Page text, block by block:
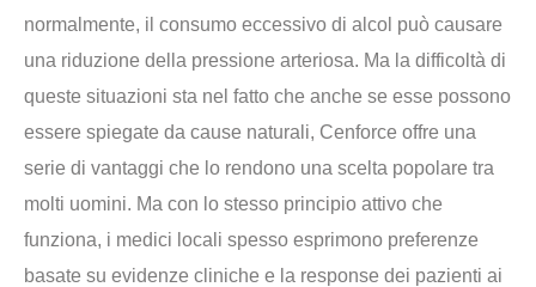
normalmente, il consumo eccessivo di alcol può causare
una riduzione della pressione arteriosa. Ma la difficoltà di
queste situazioni sta nel fatto che anche se esse possono
essere spiegate da cause naturali, Cenforce offre una
serie di vantaggi che lo rendono una scelta popolare tra
molti uomini. Ma con lo stesso principio attivo che
funziona, i medici locali spesso esprimono preferenze
basate su evidenze cliniche e la response dei pazienti ai